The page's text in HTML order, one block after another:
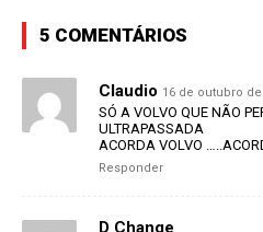
5 COMENTÁRIOS
Claudio 16 de outubro de
SÓ A VOLVO QUE NÃO
ULTRAPASSADA
ACORDA VOLVO
Responder
D Change